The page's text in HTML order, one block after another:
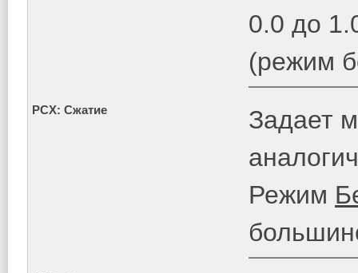
0.0 до
(режим
PCX: Сжатие
Задает
Режим